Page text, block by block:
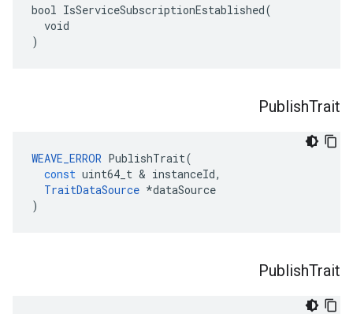
bool IsServiceSubscriptionEstablished(
  void
)
PublishTrait
WEAVE_ERROR PublishTrait(
const uint64_t & instanceId,
TraitDataSource *dataSource
)
PublishTrait